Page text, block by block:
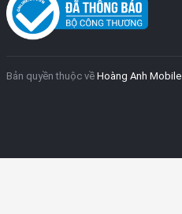
Bản quyền thuộc về Hoàng Anh Mobile